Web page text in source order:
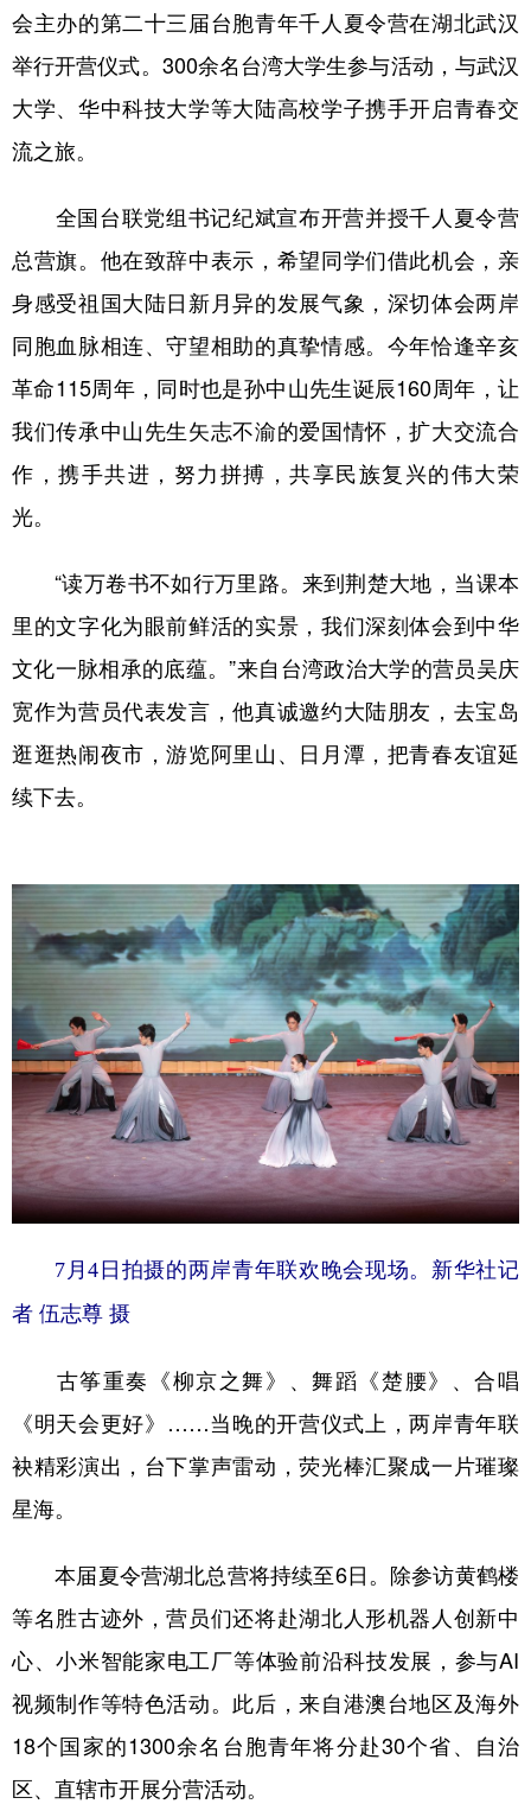
地方频道
北京 天津 河北 山西
辽宁 吉林 上海 江苏
浙江
山东 河南 湖北 湖南
广东 广西 海南 重庆
四川 贵州 云南 西藏
陕西 甘肃 青海 宁夏
多语种频道
会主办的第二十三届台胞青年千人夏令营在湖北武汉
举行开营仪式。300余名台湾大学生参与活动，与武汉
大学、华中科技大学等大陆高校学子携手开启青春交
流之旅。
全国台联党组书记纪斌宣布开营并授千人夏令营
总营旗。他在致辞中表示，希望同学们借此机会，亲
身感受祖国大陆日新月异的发展气象，深切体会两岸
同胞血脉相连、守望相助的真挚情感。今年恰逢辛亥
革命115周年，同时也是孙中山先生诞辰160周年，让
我们传承中山先生矢志不渝的爱国情怀，扩大交流合
作，携手共进，努力拼搏，共享民族复兴的伟大荣
光。
“读万卷书不如行万里路。来到荆楚大地，当课本
里的文字化为眼前鲜活的实景，我们深刻体会到中华
文化一脉相承的底蕴。”来自台湾政治大学的营员吴庆
宽作为营员代表发言，他真诚邀约大陆朋友，去宝岛
逛逛热闹夜市，游览阿里山、日月潭，把青春友谊延
续下去。
7月4日拍摄的两岸青年联欢晚会现场。新华社记
者 伍志尊 摄
古筝重奏《柳京之舞》、舞蹈《楚腰》、合唱
《明天会更好》……当晚的开营仪式上，两岸青年联
袂精彩演出，台下掌声雷动，荧光棒汇聚成一片璀璨
星海。
本届夏令营湖北总营将持续至6日。除参访黄鹤楼
等名胜古迹外，营员们还将赴湖北人形机器人创新中
心、小米智能家电工厂等体验前沿科技发展，参与AI
视频制作等特色活动。此后，来自港澳台地区及海外
18个国家的1300余名台胞青年将分赴30个省、自治
区、直辖市开展分营活动。